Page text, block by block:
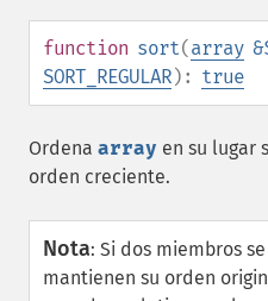
function sort(array
SORT_REGULAR): true
Ordena array en su lugar
orden creciente.
Nota: Si dos miembros
mantienen su orden